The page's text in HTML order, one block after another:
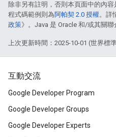
除非另有註明，否則本頁面中的內容
程式碼範例則為阿帕契 2.0 授權。詳
政策》。Java 是 Oracle 和/或其關聯
上次更新時間：2025-10-01 (世界標準
互動交流
Google Developer Program
Google Developer Groups
Google Developer Experts